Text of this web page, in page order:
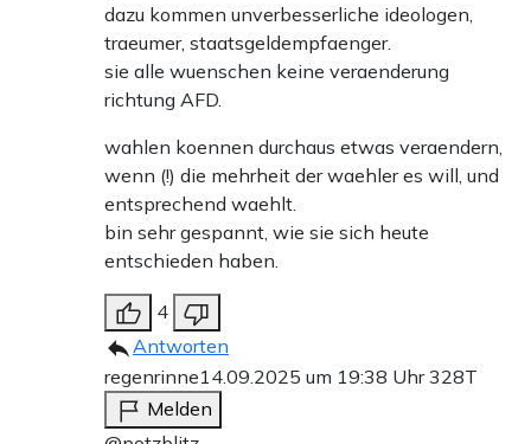
dazu kommen unverbesserliche ideologen,
traeumer, staatsgeldempfaenger.
sie alle wuenschen keine veraenderung
richtung AFD.
wahlen koennen durchaus etwas veraendern,
wenn (!) die mehrheit der waehler es will, und
entsprechend waehlt.
bin sehr gespannt, wie sie sich heute
entschieden haben.
4
Antworten
regenrinne14.09.2025 um 19:38 Uhr328T
Melden